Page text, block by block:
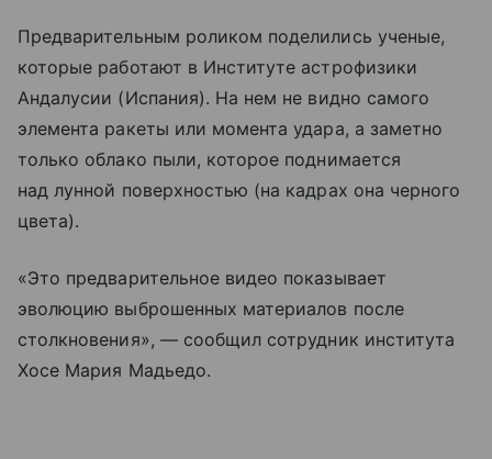
Предварительным роликом поделились ученые,
которые работают в Институте астрофизики
Андалусии (Испания). На нем не видно самого
элемента ракеты или момента удара, а заметно
только облако пыли, которое поднимается
над лунной поверхностью (на кадрах она черного
цвета).
«Это предварительное видео показывает
эволюцию выброшенных материалов после
столкновения», — сообщил сотрудник института
Хосе Мария Мадьедо.